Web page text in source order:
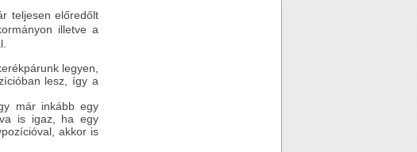
teljesen előredőlt
illetve a
legyen,
lesz, így a
már inkább egy
is igaz, ha egy
akkor is